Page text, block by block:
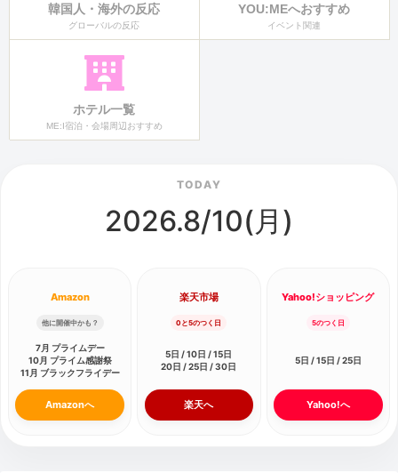
韓国人・海外の反応
グローバルの反応
YOU:MEへおすすめ
イベント関連
ホテル一覧
ME:I宿泊・会場周辺おすすめ
TODAY
2026.8/10(月)
Amazon
他に開催中かも？
7月 プライムデー
10月 プライム感謝祭
11月 ブラックフライデー
Amazonへ
楽天市場
0と5のつく日
5日 / 10日 / 15日
20日 / 25日 / 30日
楽天へ
Yahoo!ショッピング
5のつく日
5日 / 15日 / 25日
Yahoo!へ